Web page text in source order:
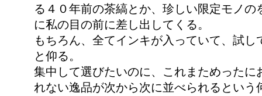
る４０年前の茶縞とか、珍しい限定モノの
に私の目の前に差し出してくる。
もちろん、全てインキが入っていて、試し
と仰る。
集中して選びたいのに、これまためったに
れない逸品が次から次に並べられるという